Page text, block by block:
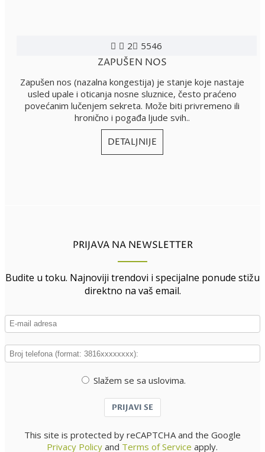
2 5546
ZAPUŠEN NOS
Zapušen nos (nazalna kongestija) je stanje koje nastaje
usled upale i oticanja nosne sluznice, često praćeno
povećanim lučenjem sekreta. Može biti privremeno ili
hronično i pogađa ljude svih..
DETALJNIJE
PRIJAVA NA NEWSLETTER
Budite u toku. Najnoviji trendovi i specijalne ponude stižu
direktno na vaš email.
Slažem se sa uslovima.
PRIJAVI SE
This site is protected by reCAPTCHA and the Google
Privacy Policy and Terms of Service apply.